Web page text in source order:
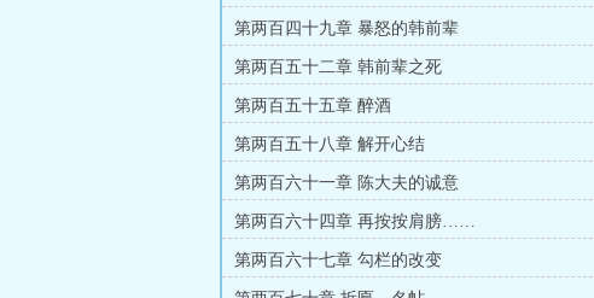
第两百四十九章 暴怒的韩前辈
第两百五十二章 韩前辈之死
第两百五十五章 醉酒
第两百五十八章 解开心结
第两百六十一章 陈大夫的诚意
第两百六十四章 再按按肩膀……
第两百六十七章 勾栏的改变